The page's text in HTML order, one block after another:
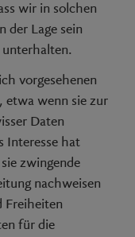
wir in solchen
der Lage sein
vorgesehenen
etwa wenn sie zur
Daten
Interesse hat
zwingende
nachweisen
Freiheiten
für die